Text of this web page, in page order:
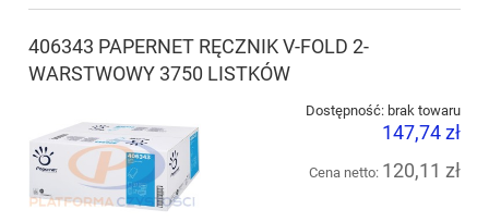
406343 PAPERNET RĘCZNIK V-FOLD 2-
WARSTWOWY 3750 LISTKÓW
Dostępność: brak towaru
147,74 zł
Cena netto: 120,11 zł